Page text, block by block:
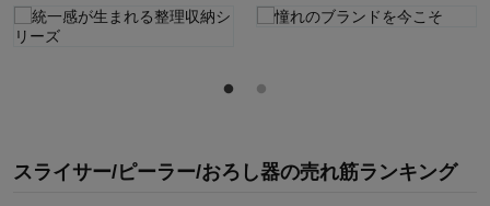
スライサー/ピーラー/おろし器の売れ筋ランキング